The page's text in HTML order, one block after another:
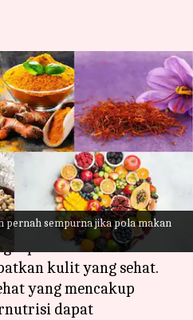
pernah sempurna jika pola makan
sehari-hari
kulit sehat
2023 02:35 pm
perawatan kosmetik,
perawatan kulit
kulit yang sehat.
yang mencakup
dapat